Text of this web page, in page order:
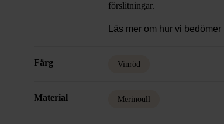
förslitningar.
Läs mer om hur vi bedömer
Färg Vinröd
Material Merinoull